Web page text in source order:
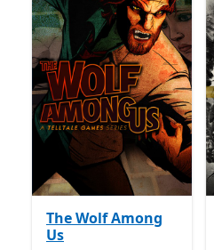
The Wolf Among
Us